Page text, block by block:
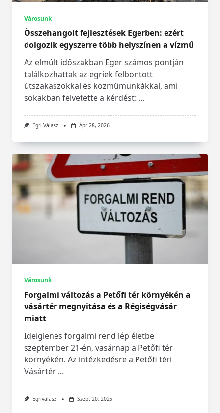
Városunk
Összehangolt fejlesztések Egerben: ezért
dolgozik egyszerre több helyszínen a vízmű
Az elmúlt időszakban Eger számos pontján
találkozhattak az egriek felbontott
útszakaszokkal és közműmunkákkal, ami
sokakban felvetette a kérdést: ...
Egri Válasz Ápr 28, 2026
Városunk
Forgalmi változás a Petőfi tér környékén a
vásártér megnyitása és a Régiségvásár
miatt
Ideiglenes forgalmi rend lép életbe
szeptember 21-én, vasárnap a Petőfi tér
környékén. Az intézkedésre a Petőfi téri
Vásártér ...
Egrivalasz Szept 20, 2025